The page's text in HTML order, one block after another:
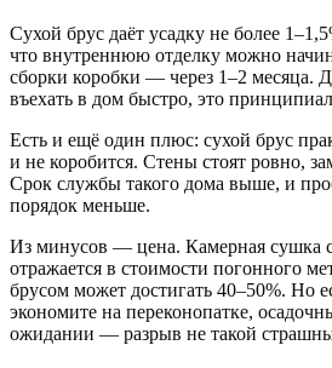
Сухой брус даёт усадку не более
что внутреннюю отделку можно
сборки коробки — через 1–2 месяца.
въехать в дом быстро, это
Есть и ещё один плюс: сухой брус
и не коробится. Стены стоят ровно,
Срок службы такого дома выше, и
порядок меньше.
Из минусов — цена. Камерная сушка
отражается в стоимости погонного
брусом может достигать 40–50%. Но
экономите на переконопатке,
ожидании — разрыв не такой